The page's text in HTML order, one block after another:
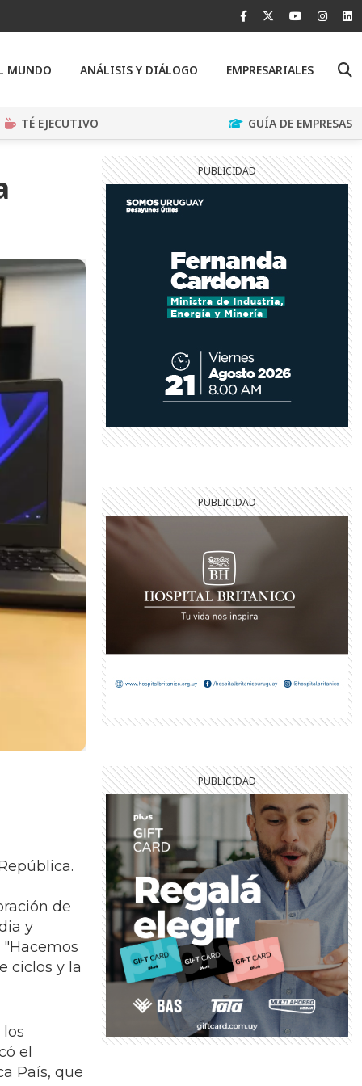
MUNDO ANÁLISIS Y DIÁLOGO EMPRESARIALES
TÉ EJECUTIVO GUÍA DE EMPRESAS
de
y
ciclos y la
el
País, que